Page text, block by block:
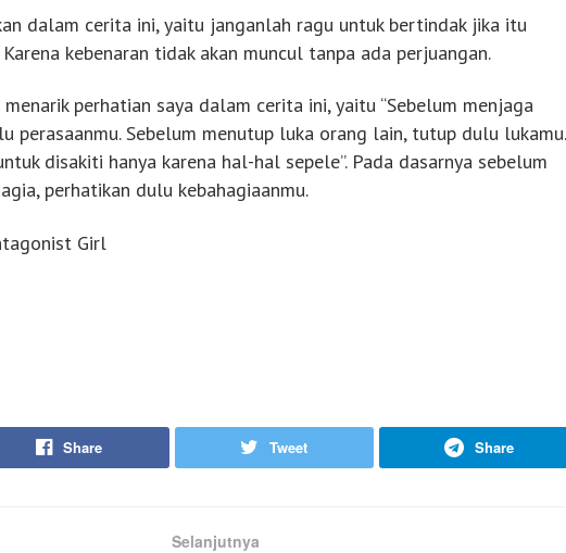
dalam cerita ini, yaitu janganlah ragu untuk bertindak jika itu
kebenaran tidak akan muncul tanpa ada perjuangan.
perhatian saya dalam cerita ini, yaitu “Sebelum menjaga
perasaanmu. Sebelum menutup luka orang lain, tutup dulu lukamu.
disakiti hanya karena hal-hal sepele”. Pada dasarnya sebelum
perhatikan dulu kebahagiaanmu.
Girl
Share Tweet Share
Selanjutnya